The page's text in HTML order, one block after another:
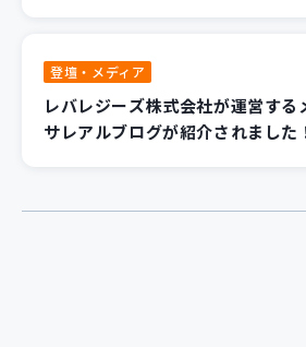
登壇・メディア
レバレジーズ株式会社が運営する
サレアルブログが紹介されました